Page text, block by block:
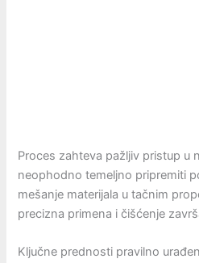
Proces zahteva pažljiv pristup u
neophodno temeljno pripremiti
mešanje materijala u tačnim
precizna primena i čišćenje
Ključne prednosti pravilno